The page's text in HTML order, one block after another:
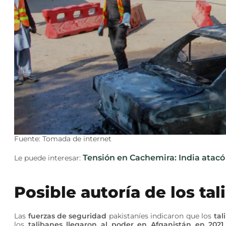
Fuente: Tomada de internet
Le puede interesar:Tensión en Cachemira: India
Posible autoría de los
Las fuerzas de seguridad pakistaníes indicaron que los